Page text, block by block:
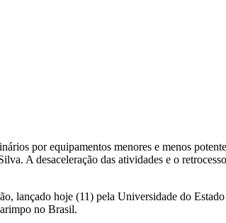
por equipamentos menores e menos
A desaceleração das atividades e o
lançado hoje (11) pela Universidade do
no Brasil.